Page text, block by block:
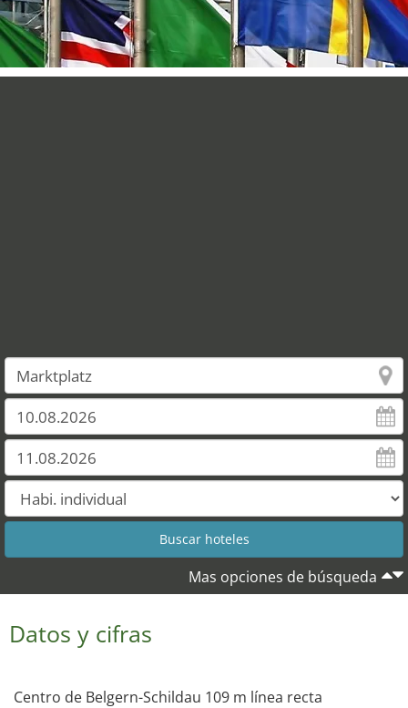
Mas opciones de búsqueda
Datos y cifras
Centro de Belgern-Schildau 109 m línea recta